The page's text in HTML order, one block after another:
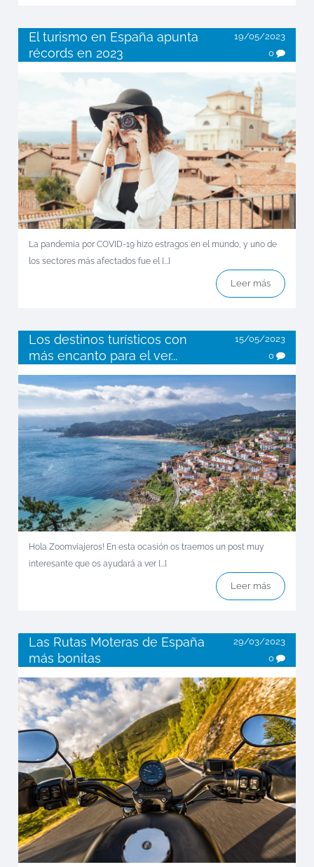
El turismo en España apunta
récords en 2023
19/05/2023
0
La pandemia por COVID-19 hizo estragos en el mundo, y uno de
los sectores más afectados fue el [...]
Leer más
Los destinos turísticos con
más encanto para el ver...
15/05/2023
0
Hola Zoomviajeros! En esta ocasión os traemos un post muy
interesante que os ayudará a ver [...]
Leer más
Las Rutas Moteras de España
más bonitas
29/03/2023
0